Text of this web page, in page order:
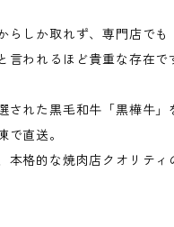
らしか取れず、専門店でも
言われるほど貴重な存在で
された黒毛和牛「黒樺牛」
で直送。
本格的な焼肉店クオリティ